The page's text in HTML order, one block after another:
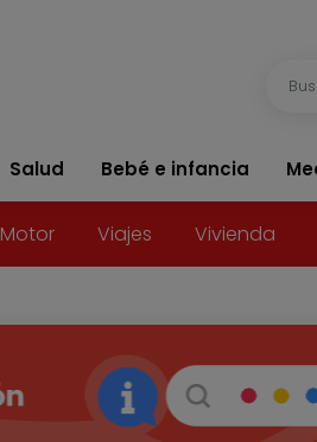
Salud Bebé e infancia
Motor Viajes Vivienda